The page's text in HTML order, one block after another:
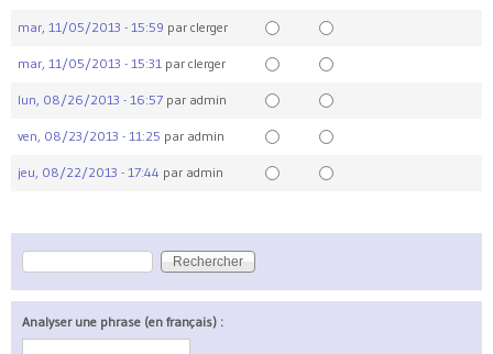
mar, 11/05/2013 - 15:59 par clerger
mar, 11/05/2013 - 15:31 par clerger
lun, 08/26/2013 - 16:57 par admin
ven, 08/23/2013 - 11:25 par admin
jeu, 08/22/2013 - 17:44 par admin
Formulaire de recherche
Rechercher
Analyser une phrase (en français) :